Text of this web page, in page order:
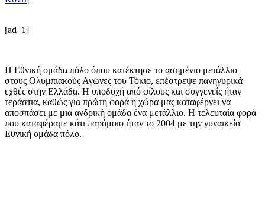
[ad_1]
Η Εθνική ομάδα πόλο όπου κατέκτησε το ασημένιο μετάλλιο
στους Ολυμπιακούς Αγώνες του Τόκιο, επέστρεψε πανηγυρικά
εχθές στην Ελλάδα. Η υποδοχή από φίλους και συγγενείς ήταν
τεράστια, καθώς για πρώτη φορά η χώρα μας καταφέρνει να
αποσπάσει με μια ανδρική ομάδα ένα μετάλλιο. Η τελευταία φορά
που καταφέραμε κάτι παρόμοιο ήταν το 2004 με την γυναικεία
Εθνική ομάδα πόλο.